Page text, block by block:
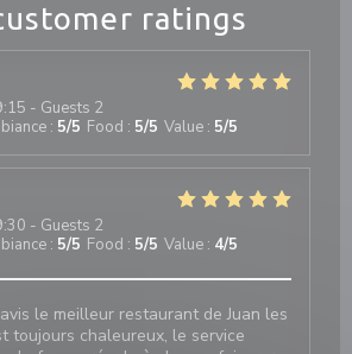
ratings
- Guests 2
: 5/5 Food : 5/5 Value : 5/5
- Guests 2
: 5/5 Food : 5/5 Value : 4/5
le meilleur restaurant de Juan les
toujours chaleureux, le service